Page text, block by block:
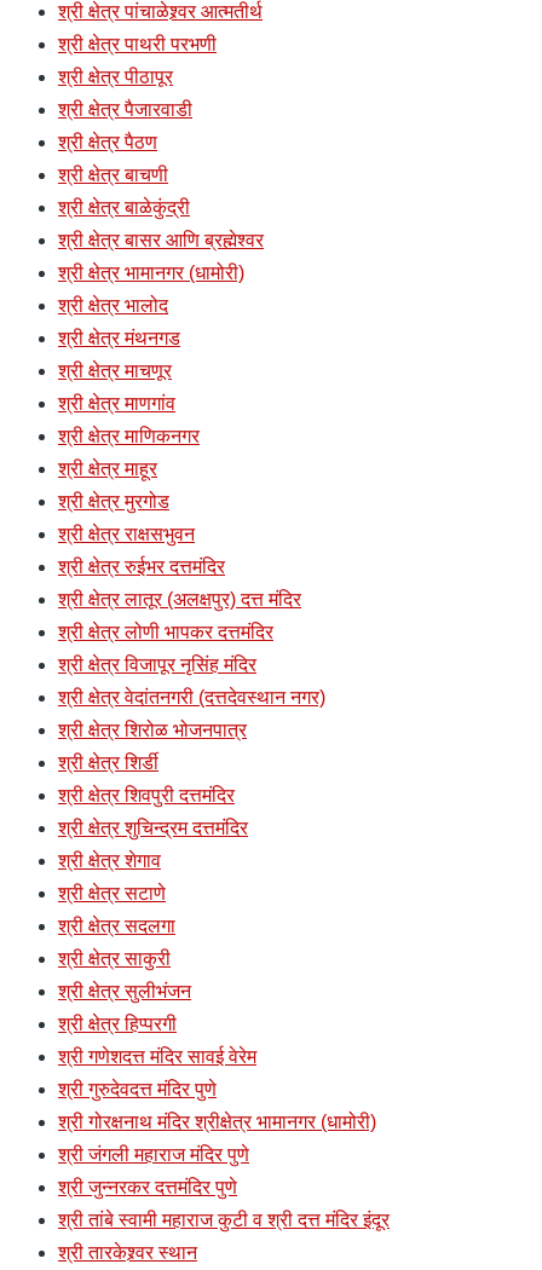
श्री क्षेत्र पांचाळेश्र्वर आत्मतीर्थ
श्री क्षेत्र पाथरी परभणी
श्री क्षेत्र पीठापूर
श्री क्षेत्र पैजारवाडी
श्री क्षेत्र पैठण
श्री क्षेत्र बाचणी
श्री क्षेत्र बाळेकुंद्री
श्री क्षेत्र बासर आणि ब्रह्मेश्वर
श्री क्षेत्र भामानगर (धामोरी)
श्री क्षेत्र भालोद
श्री क्षेत्र मंथनगड
श्री क्षेत्र माचणूर
श्री क्षेत्र माणगांव
श्री क्षेत्र माणिकनगर
श्री क्षेत्र माहूर
श्री क्षेत्र मुरगोड
श्री क्षेत्र राक्षसभुवन
श्री क्षेत्र रुईभर दत्तमंदिर
श्री क्षेत्र लातूर (अलक्षपुर) दत्त मंदिर
श्री क्षेत्र लोणी भापकर दत्तमंदिर
श्री क्षेत्र विजापूर नृसिंह मंदिर
श्री क्षेत्र वेदांतनगरी (दत्तदेवस्थान नगर)
श्री क्षेत्र शिरोळ भोजनपात्र
श्री क्षेत्र शिर्डी
श्री क्षेत्र शिवपुरी दत्तमंदिर
श्री क्षेत्र शुचिन्द्रम दत्तमंदिर
श्री क्षेत्र शेगाव
श्री क्षेत्र सटाणे
श्री क्षेत्र सदलगा
श्री क्षेत्र साकुरी
श्री क्षेत्र सुलीभंजन
श्री क्षेत्र हिप्परगी
श्री गणेशदत्त मंदिर सावई वेरेम
श्री गुरुदेवदत्त मंदिर पुणे
श्री गोरक्षनाथ मंदिर श्रीक्षेत्र भामानगर (धामोरी)
श्री जंगली महाराज मंदिर पुणे
श्री जुन्नरकर दत्तमंदिर पुणे
श्री तांबे स्वामी महाराज कुटी व श्री दत्त मंदिर इंदूर
श्री तारकेश्र्वर स्थान